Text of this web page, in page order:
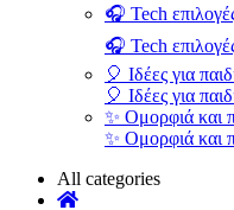
🎧 Tech
🎧 Tech
🎈 Ιδέες για
🎈 Ιδέες για
✨ Ομορφιά και
✨ Ομορφιά και
All categories